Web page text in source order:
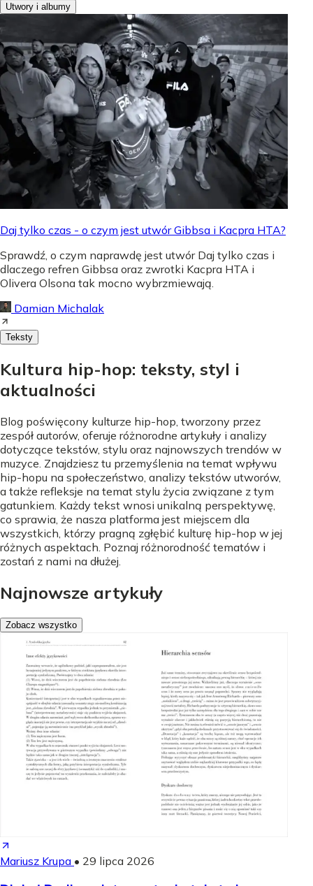
Utwory i albumy
Daj tylko czas - o czym jest utwór Gibbsa i Kacpra HTA?
Sprawdź, o czym naprawdę jest utwór Daj tylko czas i
dlaczego refren Gibbsa oraz zwrotki Kacpra HTA i
Olivera Olsona tak mocno wybrzmiewają.
Damian Michalak
Teksty
Kultura hip-hop: teksty, styl i
aktualności
Blog poświęcony kulturze hip-hop, tworzony przez
zespół autorów, oferuje różnorodne artykuły i analizy
dotyczące tekstów, stylu oraz najnowszych trendów w
muzyce. Znajdziesz tu przemyślenia na temat wpływu
hip-hopu na społeczeństwo, analizy tekstów utworów,
a także refleksje na temat stylu życia związane z tym
gatunkiem. Każdy tekst wnosi unikalną perspektywę,
co sprawia, że nasza platforma jest miejscem dla
wszystkich, którzy pragną zgłębić kulturę hip-hop w jej
różnych aspektach. Poznaj różnorodność tematów i
zostań z nami na dłużej.
Najnowsze artykuły
Zobacz wszystko
Mariusz Krupa • 29 lipca 2026